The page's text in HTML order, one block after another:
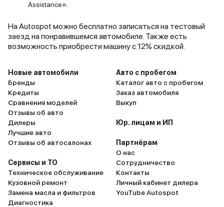
Assistance».
На Autospot можно бесплатно записаться на тестовый
заезд на понравившемся автомобиле. Также есть
возможность приобрести машину с 12% скидкой.
Новые автомобили
Бренды
Кредиты
Сравнения моделей
Отзывы об авто
Дилеры
Лучшие авто
Отзывы об автосалонах
Сервисы и ТО
Техническое обслуживание
Кузовной ремонт
Замена масла и фильтров
Диагностика
Авто с пробегом
Каталог авто с пробегом
Заказ автомобиля
Выкуп
Юр. лицам и ИП
Партнёрам
О нас
Сотрудничество
Контакты
Личный кабинет дилера
YouTube Autospot